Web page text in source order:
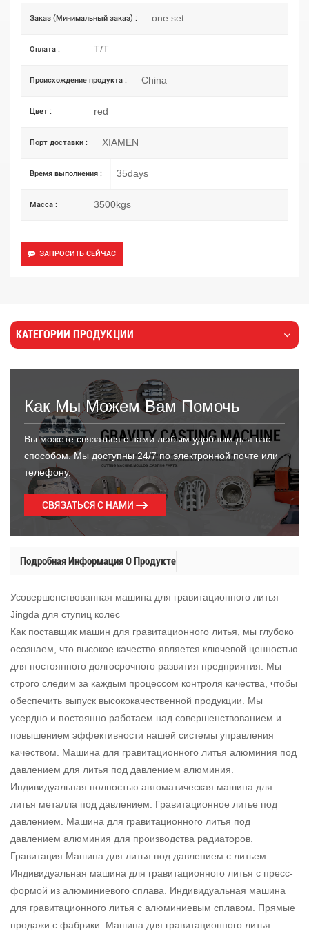
Заказ (Минимальный заказ) : one set
Оплата : T/T
Происхождение продукта : China
Цвет : red
Порт доставки : XIAMEN
Время выполнения : 35days
Масса : 3500kgs
ЗАПРОСИТЬ СЕЙЧАС
КАТЕГОРИИ ПРОДУКЦИИ
Как Мы Можем Вам Помочь
Вы можете связаться с нами любым удобным для вас
способом. Мы доступны 24/7 по электронной почте или
телефону.
СВЯЗАТЬСЯ С НАМИ
Подробная Информация О Продукте
Усовершенствованная машина для гравитационного литья
Jingda для ступиц колес
Как поставщик машин для гравитационного литья, мы глубоко
осознаем, что высокое качество является ключевой ценностью
для постоянного долгосрочного развития предприятия. Мы
строго следим за каждым процессом контроля качества, чтобы
обеспечить выпуск высококачественной продукции. Мы
усердно и постоянно работаем над совершенствованием и
повышением эффективности нашей системы управления
качеством. Машина для гравитационного литья алюминия под
давлением для литья под давлением алюминия.
Индивидуальная полностью автоматическая машина для
литья металла под давлением. Гравитационное литье под
давлением. Машина для гравитационного литья под
давлением алюминия для производства радиаторов.
Гравитация Машина для литья под давлением с литьем.
Индивидуальная машина для гравитационного литья с пресс-
формой из алюминиевого сплава. Индивидуальная машина
для гравитационного литья с алюминиевым сплавом. Прямые
продажи с фабрики. Машина для гравитационного литья